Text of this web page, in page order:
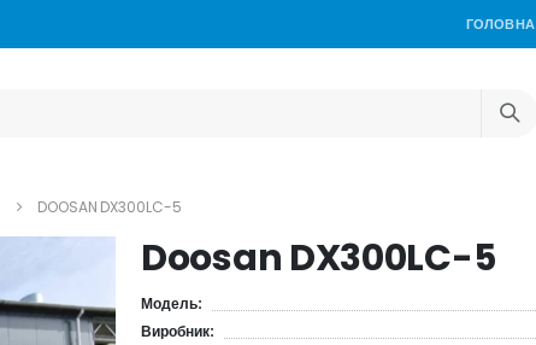
ГОЛОВНА
DOOSAN DX300LC-5
Doosan DX300LC-5
Модель:
Виробник: